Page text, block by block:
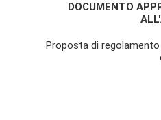
DOCUMENTO
Proposta di